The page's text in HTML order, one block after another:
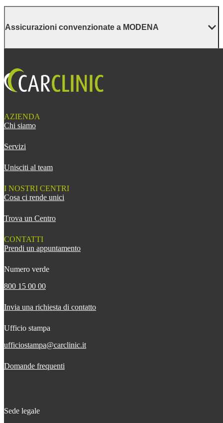
Assicurazioni convenzionate a MODENA
AZIENDA
Chi siamo
Servizi
Unisciti al team
I NOSTRI CENTRI
Cosa ci rende unici
Trova un Centro
CONTATTI
Prendi un appuntamento
Numero verde
800 15 00 00
Invia una richiesta di contatto
Ufficio stampa
ufficiostampa@carclinic.it
Domande frequenti
Sede legale